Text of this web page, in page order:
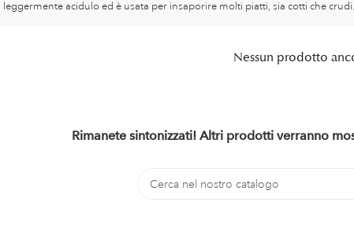
leggermente acidulo ed è usata per insaporire molti piatti, sia cotti che crudi.
Nessun prodotto
Rimanete sintonizzati! Altri prodotti verranno